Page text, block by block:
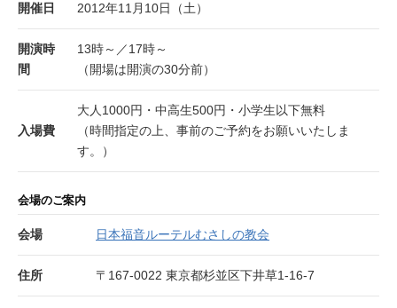
開催日 2012年11月10日（土）
開演時
間
13時～／17時～
（開場は開演の30分前）
入場費
大人1000円・中高生500円・小学生以下無料
（時間指定の上、事前のご予約をお願いいたしま
す。）
会場のご案内
会場 日本福音ルーテルむさしの教会
住所 〒167-0022 東京都杉並区下井草1-16-7